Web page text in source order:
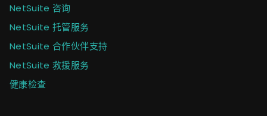
NetSuite 咨询
NetSuite 托管服务
NetSuite 合作伙伴支持
NetSuite 救援服务
健康检查